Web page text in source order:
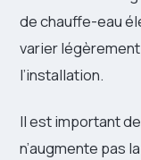
de chauffe-eau
varier
l’installation.
Il est important
n’augmente pas